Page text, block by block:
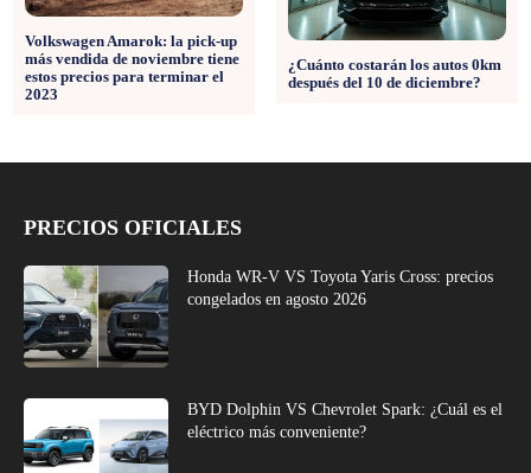
Volkswagen Amarok: la pick-up
más vendida de noviembre tiene
estos precios para terminar el
2023
¿Cuánto costarán los autos 0km
después del 10 de diciembre?
PRECIOS OFICIALES
Honda WR-V VS Toyota Yaris Cross: precios
congelados en agosto 2026
BYD Dolphin VS Chevrolet Spark: ¿Cuál es el
eléctrico más conveniente?